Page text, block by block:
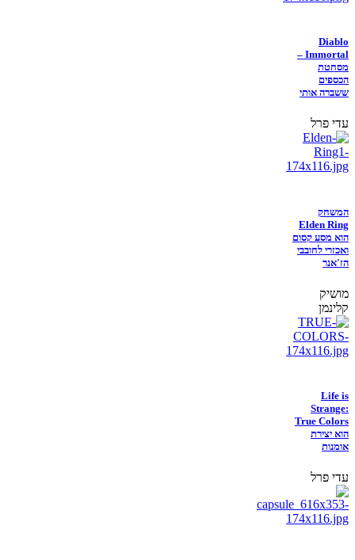
Diablo
Immortal –
מסחטת
הכספים
ששברה אותי
עדי פרל
המשחק
Elden Ring
הוא מסע קסום
ואכזרי לחובבי
הז'אנר
מושיק
קלינמן
Life is
Strange:
True Colors
הוא יצירת
אומנות
עדי פרל